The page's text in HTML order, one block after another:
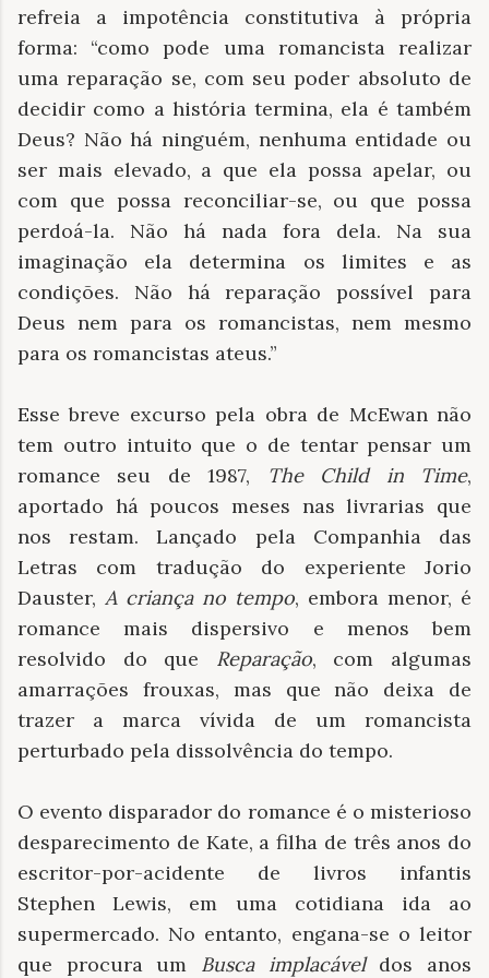
refreia a impotência constitutiva à própria
forma: “como pode uma romancista realizar
uma reparação se, com seu poder absoluto de
decidir como a história termina, ela é também
Deus? Não há ninguém, nenhuma entidade ou
ser mais elevado, a que ela possa apelar, ou
com que possa reconciliar-se, ou que possa
perdoá-la. Não há nada fora dela. Na sua
imaginação ela determina os limites e as
condições. Não há reparação possível para
Deus nem para os romancistas, nem mesmo
para os romancistas ateus.”
Esse breve excurso pela obra de McEwan não
tem outro intuito que o de tentar pensar um
romance seu de 1987, The Child in Time,
aportado há poucos meses nas livrarias que
nos restam. Lançado pela Companhia das
Letras com tradução do experiente Jorio
Dauster, A criança no tempo, embora menor, é
romance mais dispersivo e menos bem
resolvido do que Reparação, com algumas
amarrações frouxas, mas que não deixa de
trazer a marca vívida de um romancista
perturbado pela dissolvência do tempo.
O evento disparador do romance é o misterioso
desparecimento de Kate, a filha de três anos do
escritor-por-acidente de livros infantis
Stephen Lewis, em uma cotidiana ida ao
supermercado. No entanto, engana-se o leitor
que procura um Busca implacáveldos anos